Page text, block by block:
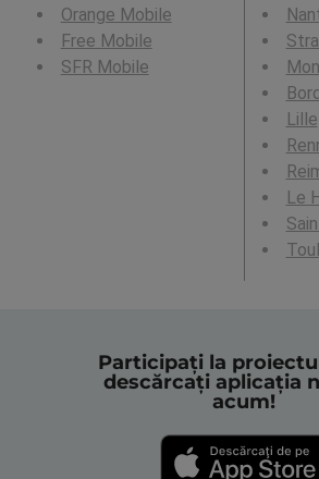
Orange Mobile
Free Mobile
SFR Mobile
Lille
Le
Participați la
descărcați aplicația
acum!